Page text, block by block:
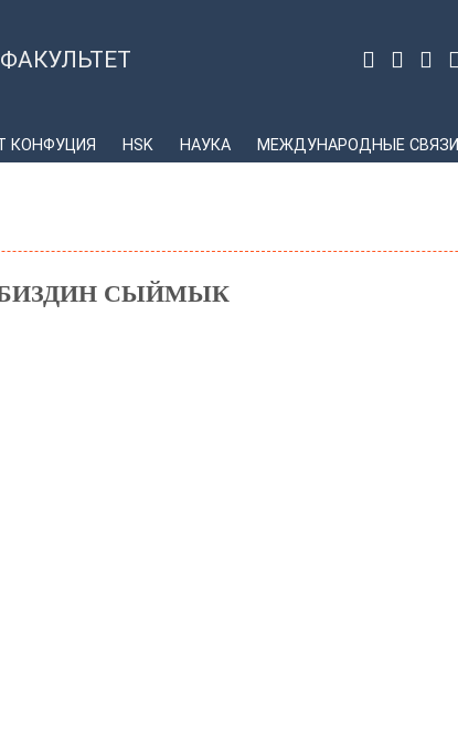
КОНФУЦИЯ HSK НАУКА МЕЖДУНАРОДНЫЕ СВЯЗИ
БИЗДИН СЫЙМЫК